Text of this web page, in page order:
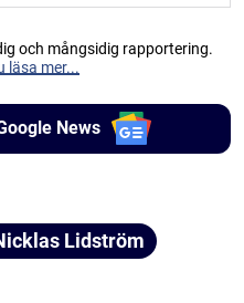
och mångsidig rapportering.
läsa mer...
News
Lidström